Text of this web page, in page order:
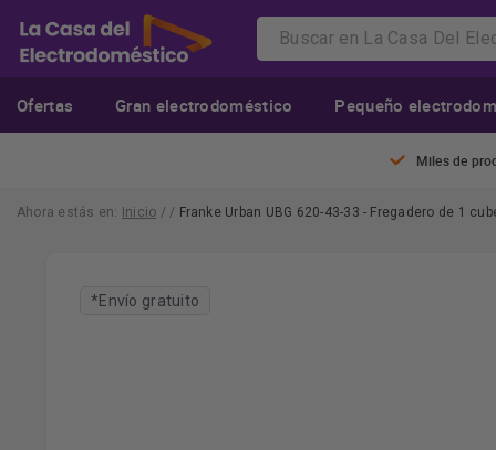
Ofertas Gran electrodoméstico Pequeño
Miles de
Ahora estás en: Inicio / / Franke Urban UBG 620-43-33 - Fregadero de 1
*Envío gratuito